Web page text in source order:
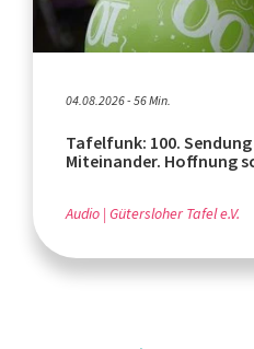
04.08.2026 - 56 Min.
Tafelfunk: 100.
Miteinander. Hoffnung
Audio Gütersloher Tafel e.V.